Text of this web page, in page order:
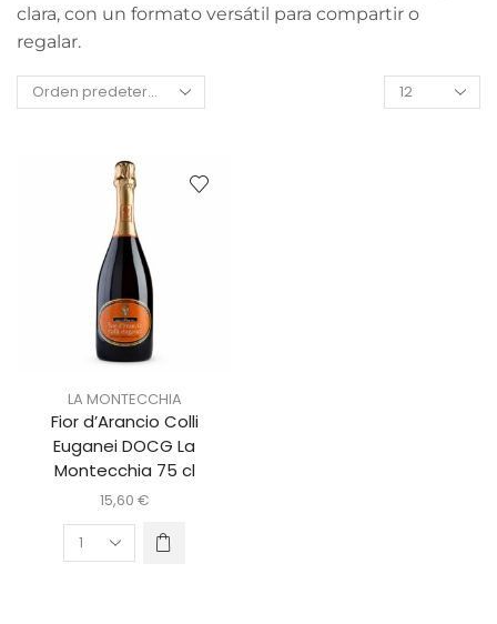
clara, con un formato versátil para compartir o
regalar.
LA MONTECCHIA
Fior d’Arancio Colli
Euganei DOCG La
Montecchia 75 cl
15,60 €